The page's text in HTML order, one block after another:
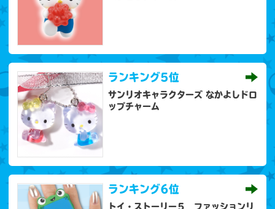
ランキング5位
サンリオキャラクターズ なかよしドロ
ップチャーム
ランキング6位
トイ・ストーリー５ ファッションリ